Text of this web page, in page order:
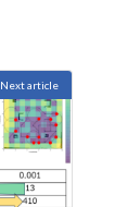
Next article